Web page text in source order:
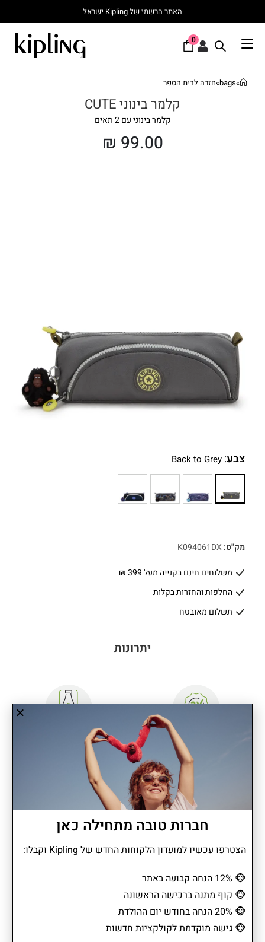
האתר הרשמי של Kipling ישראל
0
»
bags
»חזרה לבית הספר
קלמר בינוני CUTE
קלמר בינוני עם 2 תאים
₪ 99.00
צבע:
Back to Grey
מק"ט:K094061DX
משלוחים חינם בקנייה מעל 399 ₪
החלפות והחזרות בקלות
תשלום מאובטח
יתרונות
שנתיים אחריות תא מבודד לבקבוק
קלמר CUTE משלב עיצוב נוח ואיכותי עם מראה נקי ומסודר. הוא מושלם
לשמירה על עטים, עפרונות וציוד לימודי אחר, תוך שמירה על סדר וסטייל
בכל תיק. עם כיסים שימושיים ורוכסנים עמידים, הוא מוכן לכל יום
לימודים או עבודה.
חברות טובה מתחילה כאן
הצטרפו עכשיו למועדון הלקוחות החדש של Kipling וקבלו:
🐵
🐵 קוף מתנה ברכישה הראשונה
🐵
🐵 גישה מוקדמת לקולקציות חדשות